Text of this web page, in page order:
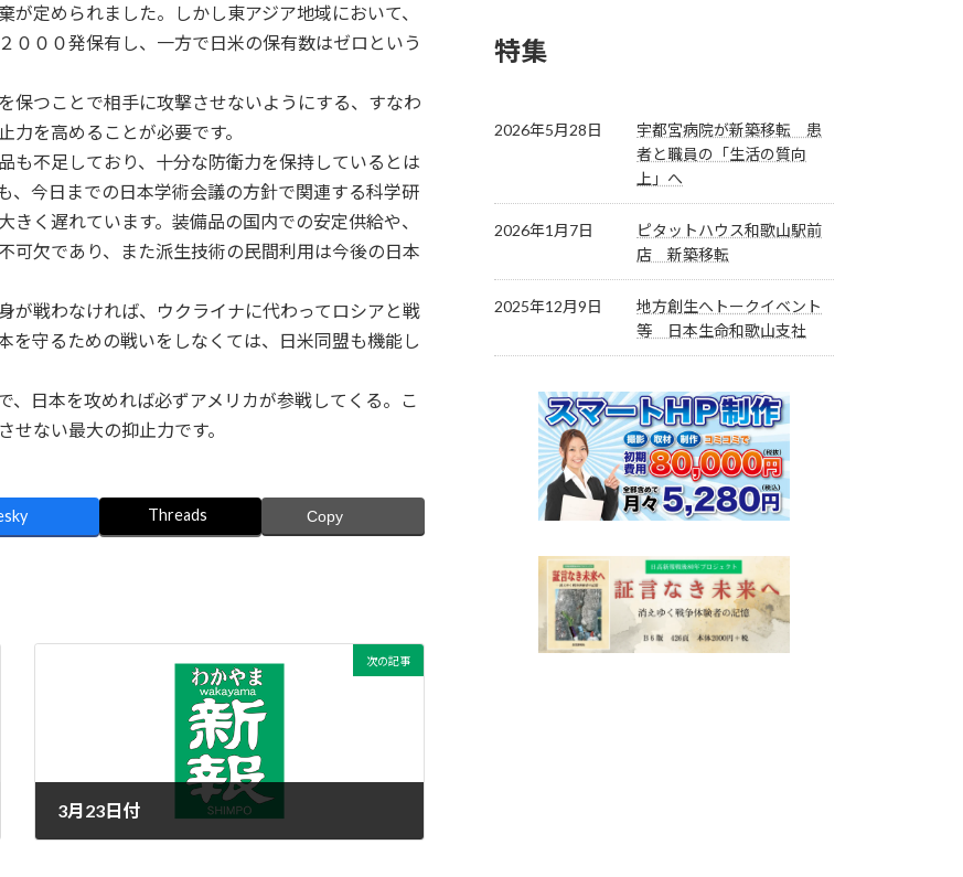
定められました。しかし東アジア地域において、
０００発保有し、一方で日米の保有数はゼロという
保つことで相手に攻撃させないようにする、すなわ
を高めることが必要です。
も不足しており、十分な防衛力を保持しているとは
、今日までの日本学術会議の方針で関連する科学研
く遅れています。装備品の国内での安定供給や、
可欠であり、また派生技術の民間利用は今後の日本
が戦わなければ、ウクライナに代わってロシアと戦
を守るための戦いをしなくては、日米同盟も機能し
、日本を攻めれば必ずアメリカが参戦してくる。こ
ない最大の抑止力です。
Threads Copy
次の記事
3月23日付
特集
2026年5月28日
宇都宮病院が新築移転 患
者と職員の「生活の質向
上」へ
2026年1月7日
ピタットハウス和歌山駅前
店 新築移転
2025年12月9日
地方創生へトークイベント
等 日本生命和歌山支社